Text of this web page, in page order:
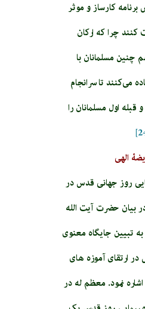
کارساز و موثر
چرا که ارکان
چنین مسلمانان با
می‌کنند تا سرانجام
اول مسلمانان را
الهی
روز جهانی قدس در
بیان حضرت آیت الله
تبیین جایگاه معنوی
ارتقای آموزه های
نمود. معظم له در